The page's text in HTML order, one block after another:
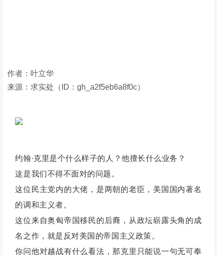
作者：叶立华
来源：求实处（ID：gh_a2f5eb6a8f0c）
约翰·克里是个什么样子的人？他擅长什么业务？
这是我们不得不面对的问题。
这位民主党内的大佬，是两朝的老臣，美国国内著名
的调和主义者。
这位来自奥匈帝国移民的后裔，从政坛崭露头角的成
名之作，就是反对美国的帝国主义政策。
你问他对越战有什么看法，那克里只能说一句无可奉